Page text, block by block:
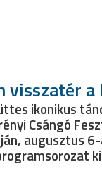
visszatér a
ikonikus
Csángó
augusztus